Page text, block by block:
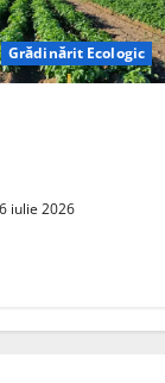
Grădinărit Ecologic
iulie 2026